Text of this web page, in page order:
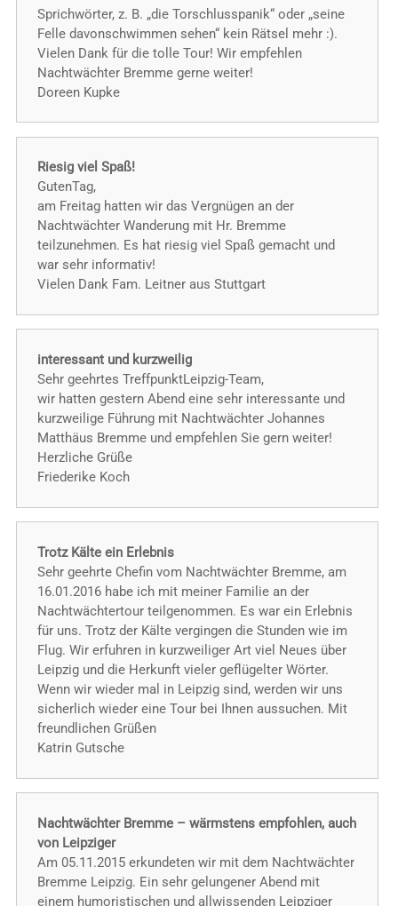
Sprichwörter, z. B. „die Torschlusspanik“ oder „seine
Felle davonschwimmen sehen“ kein Rätsel mehr :).
Vielen Dank für die tolle Tour! Wir empfehlen
Nachtwächter Bremme gerne weiter!
Doreen Kupke
Riesig viel Spaß!
GutenTag,
am Freitag hatten wir das Vergnügen an der
Nachtwächter Wanderung mit Hr. Bremme
teilzunehmen. Es hat riesig viel Spaß gemacht und
war sehr informativ!
Vielen Dank Fam. Leitner aus Stuttgart
interessant und kurzweilig
Sehr geehrtes TreffpunktLeipzig-Team,
wir hatten gestern Abend eine sehr interessante und
kurzweilige Führung mit Nachtwächter Johannes
Matthäus Bremme und empfehlen Sie gern weiter!
Herzliche Grüße
Friederike Koch
Trotz Kälte ein Erlebnis
Sehr geehrte Chefin vom Nachtwächter Bremme, am
16.01.2016 habe ich mit meiner Familie an der
Nachtwächtertour teilgenommen. Es war ein Erlebnis
für uns. Trotz der Kälte vergingen die Stunden wie im
Flug. Wir erfuhren in kurzweiliger Art viel Neues über
Leipzig und die Herkunft vieler geflügelter Wörter.
Wenn wir wieder mal in Leipzig sind, werden wir uns
sicherlich wieder eine Tour bei Ihnen aussuchen. Mit
freundlichen Grüßen
Katrin Gutsche
Nachtwächter Bremme – wärmstens empfohlen, auch
von Leipziger
Am 05.11.2015 erkundeten wir mit dem Nachtwächter
Bremme Leipzig. Ein sehr gelungener Abend mit
einem humoristischen und allwissenden Leipziger